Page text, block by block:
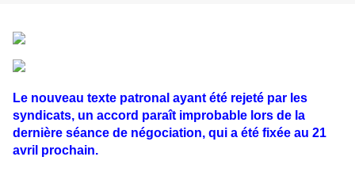
Le nouveau texte patronal ayant été rejeté par les
syndicats, un accord paraît improbable lors de la
dernière séance de négociation, qui a été fixée au 21
avril prochain.